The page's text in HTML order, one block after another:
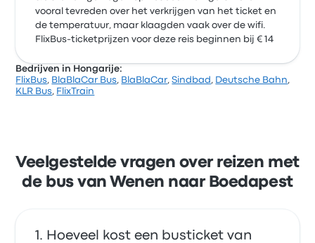
vooral tevreden over het verkrijgen van het ticket en
de temperatuur, maar klaagden vaak over de wifi.
FlixBus-ticketprijzen voor deze reis beginnen bij € 14
Bedrijven in Hongarije:
FlixBus, BlaBlaCar Bus, BlaBlaCar,Sindbad , Deutsche Bahn,
KLR Bus, FlixTrain
Veelgestelde vragen over reizen met
de bus van Wenen naar Boedapest
Hoeveel kost een busticket van